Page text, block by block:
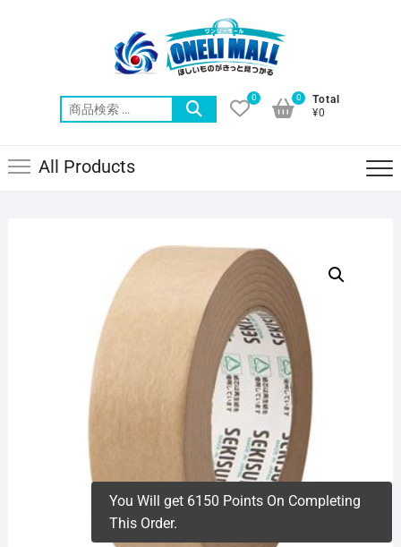
索
0
Total
¥0
0
All Products
You Will get 6150 Points On Completing
This Order.